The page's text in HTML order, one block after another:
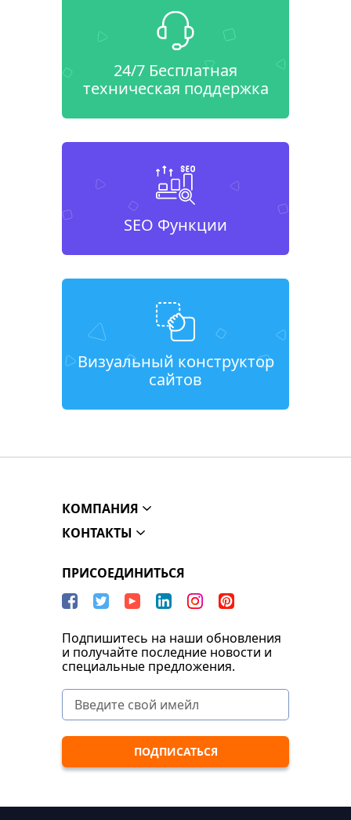
24/7 Бесплатная
техническая поддержка
SEO Функции
Визуальный конструктор
сайтов
КОМПАНИЯ
КОНТАКТЫ
ПРИСОЕДИНИТЬСЯ
Подпишитесь на наши обновления
и получайте последние новости и
специальные предложения.